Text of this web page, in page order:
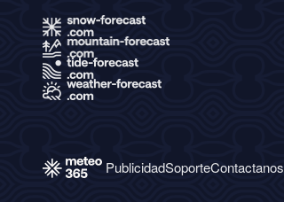
PublicidadSoporteContactanos